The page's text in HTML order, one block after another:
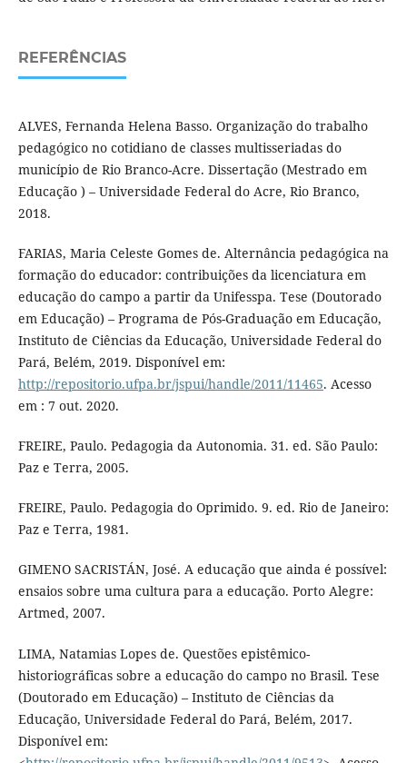
REFERÊNCIAS
ALVES, Fernanda Helena Basso. Organização do trabalho
pedagógico no cotidiano de classes multisseriadas do
município de Rio Branco-Acre. Dissertação (Mestrado em
Educação ) – Universidade Federal do Acre, Rio Branco,
2018.
FARIAS, Maria Celeste Gomes de. Alternância pedagógica na
formação do educador: contribuições da licenciatura em
educação do campo a partir da Unifesspa. Tese (Doutorado
em Educação) – Programa de Pós-Graduação em Educação,
Instituto de Ciências da Educação, Universidade Federal do
Pará, Belém, 2019. Disponível em:
http://repositorio.ufpa.br/jspui/handle/2011/11465. Acesso
em : 7 out. 2020.
FREIRE, Paulo. Pedagogia da Autonomia. 31. ed. São Paulo:
Paz e Terra, 2005.
FREIRE, Paulo. Pedagogia do Oprimido. 9. ed. Rio de Janeiro:
Paz e Terra, 1981.
GIMENO SACRISTÁN, José. A educação que ainda é possível:
ensaios sobre uma cultura para a educação. Porto Alegre:
Artmed, 2007.
LIMA, Natamias Lopes de. Questões epistêmico-
historiográficas sobre a educação do campo no Brasil. Tese
(Doutorado em Educação) – Instituto de Ciências da
Educação, Universidade Federal do Pará, Belém, 2017.
Disponível em: